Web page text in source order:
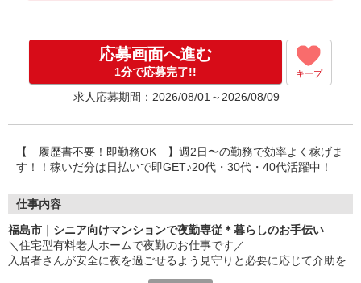
応募画面へ進む
1分で応募完了!! キープ
求人応募期間：2026/08/01～2026/08/09
【 履歴書不要！即勤務OK 】週2日〜の勤務で効率よく稼げま
す！！稼いだ分は日払いで即GET♪20代・30代・40代活躍中！
仕事内容
福島市｜シニア向けマンションで夜勤専従＊暮らしのお手伝い
＼住宅型有料老人ホームで夜勤のお仕事です／
入居者さんが安全に夜を過ごせるよう見守りと必要に応じて介助を